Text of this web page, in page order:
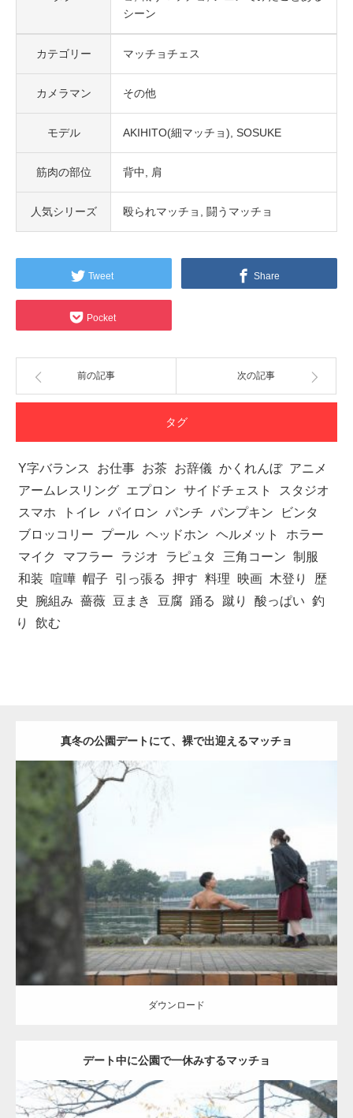
シーン
カテゴリー マッチョチェス
カメラマン その他
モデル AKIHITO(細マッチョ) SOSUKE
筋肉の部位 背中 肩
人気シリーズ 殴られマッチョ 闘うマッチョ
Tweet Share
Pocket
前の記事 次の記事
タグ
Y字バランス お仕事 お茶 お辞儀 かくれんぼ アニメ
アームレスリング エプロン サイドチェスト
スタジオ
スマホ
トイレ パイロン パンチ パンプキン
ビンタ
ブロッコリー
プール ヘッドホン ヘルメット
ホラー
マイク
マフラー ラジオ ラピュタ 三角コーン 制服
和装
喧嘩 帽子 引っ張る 押す 料理 映画 木登り
歴
史
腕組み 薔薇 豆まき 豆腐 踊る 蹴り 酸っぱい 釣
り
飲む
真冬の公園デートにて、裸で出迎えるマッチョ
公園のマッチョ AKIHITO(細マッチョ) 背中
ダウンロード
ダウンロード
デート中に公園で一休みするマッチョ